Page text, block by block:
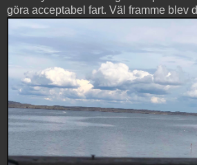
göra acceptabel fart. Väl framme blev